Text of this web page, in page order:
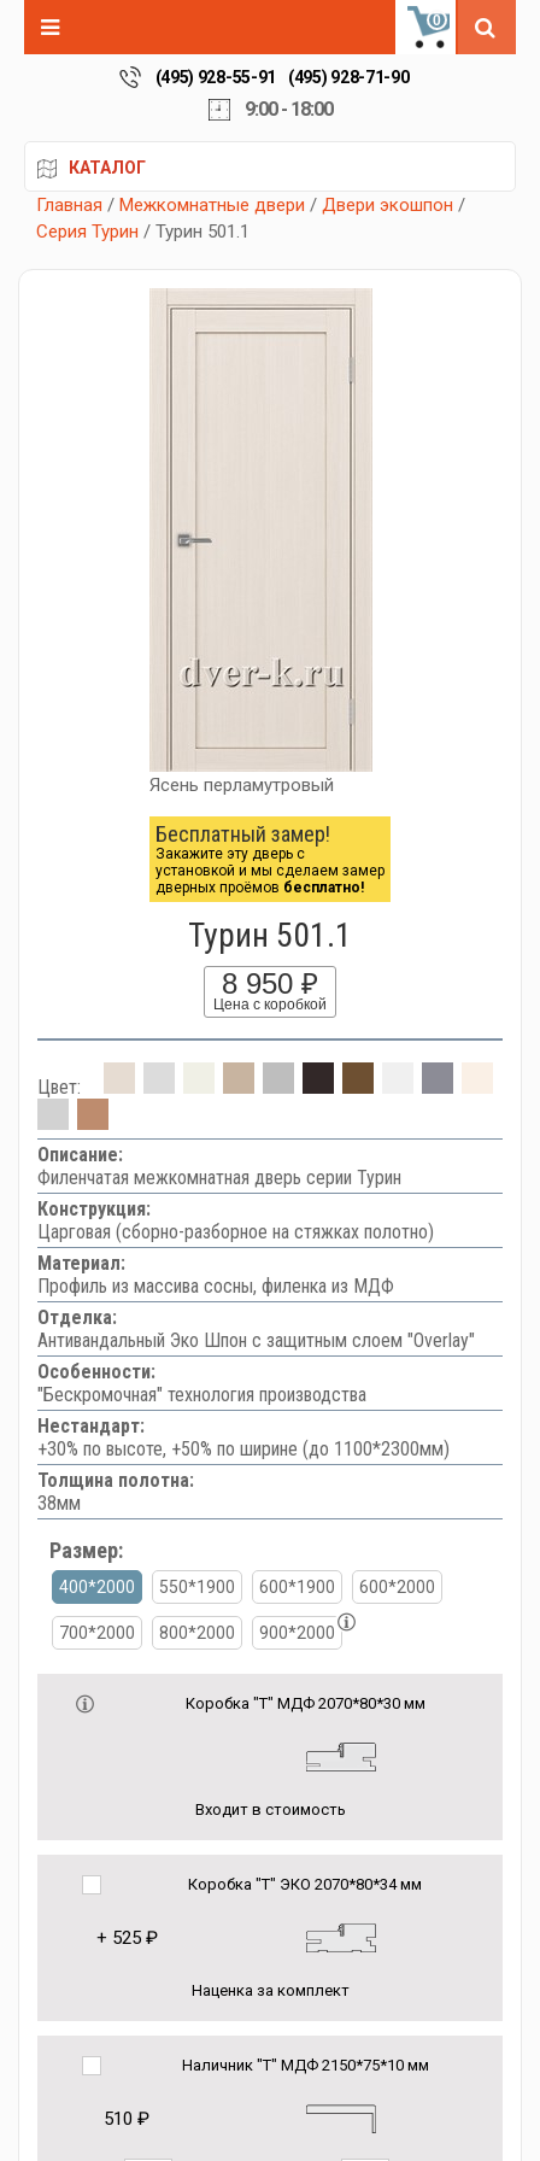
0
(495) 928-55-91 (495) 928-71-90
9:00 - 18:00
КАТАЛОГ
Главная / Межкомнатные двери / Двери экошпон /
Серия Турин / Турин 501.1
Ясень перламутровый
Бесплатный замер!
Закажите эту дверь с
установкой и мы сделаем замер
дверных проёмов бесплатно!
Турин 501.1
8 950 ₽
Цена с коробкой
Цвет:
Описание:
Филенчатая межкомнатная дверь серии Турин
Конструкция:
Царговая (сборно-разборное на стяжках полотно)
Материал:
Профиль из массива сосны, филенка из МДФ
Отделка:
Антивандальный Эко Шпон с защитным слоем "Overlay"
Особенности:
"Бескромочная" технология производства
Нестандарт:
+30% по высоте, +50% по ширине (до 1100*2300мм)
Толщина полотна:
38мм
Размер:
400*2000 550*1900 600*1900 600*2000
700*2000 800*2000 900*2000
Коробка "Т" МДФ 2070*80*30 мм
Входит в стоимость
Коробка "Т" ЭКО 2070*80*34 мм
+ 525 ₽
Наценка за комплект
Наличник "Т" МДФ 2150*75*10 мм
510 ₽